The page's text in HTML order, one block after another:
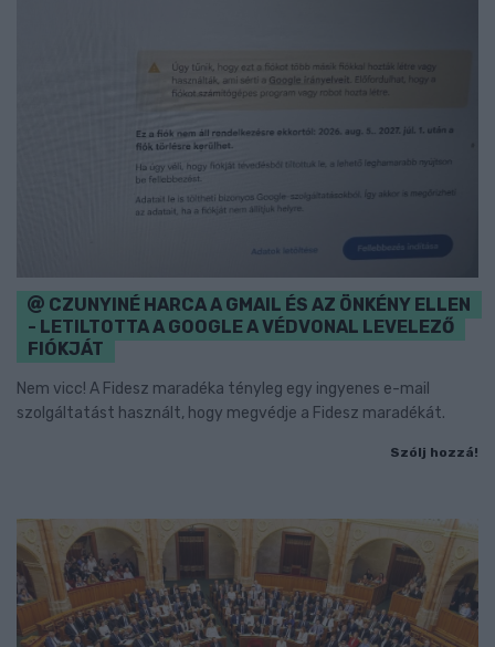
CZUNYINÉ HARCA A GMAIL ÉS AZ ÖNKÉNY ELLEN
- LETILTOTTA A GOOGLE A VÉDVONAL LEVELEZŐ
FIÓKJÁT
Nem vicc! A Fidesz maradéka tényleg egy ingyenes e-mail
szolgáltatást használt, hogy megvédje a Fidesz maradékát.
Szólj hozzá!